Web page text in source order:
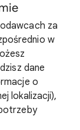
za
w
dane
o
lokalizacji),